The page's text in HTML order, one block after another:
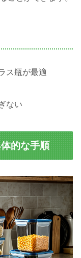
ス瓶が最適
ない
的な手順